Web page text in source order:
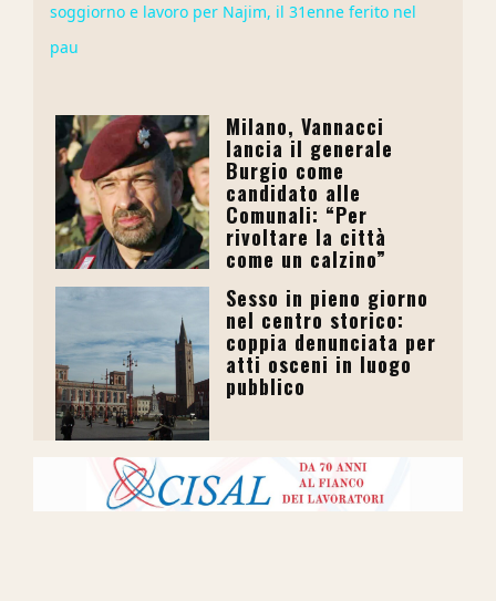
soggiorno e lavoro per Najim, il 31enne ferito nel
pau
Milano, Vannacci
lancia il generale
Burgio come
candidato alle
Comunali: “Per
rivoltare la città
come un calzino”
Sesso in pieno giorno
nel centro storico:
coppia denunciata per
atti osceni in luogo
pubblico